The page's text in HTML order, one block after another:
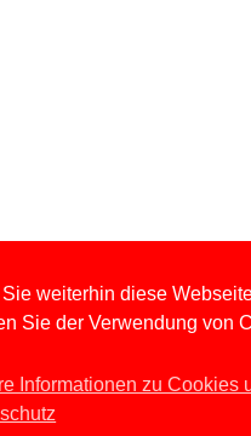
Sie weiterhin diese
Sie der Verwendung von
Informationen zu Cookies